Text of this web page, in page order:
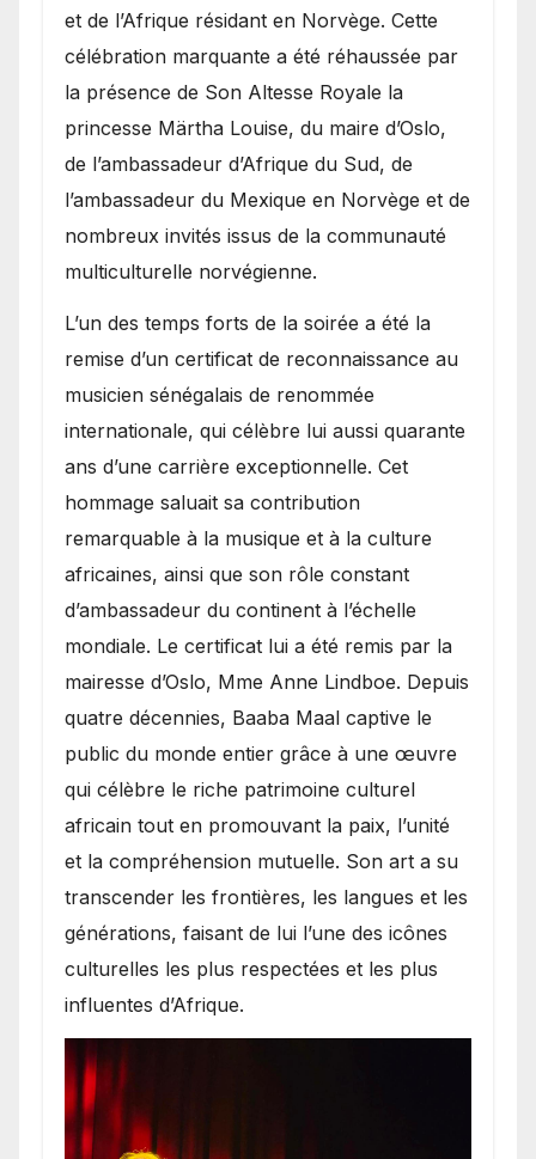
et de l’Afrique résidant en Norvège. Cette
célébration marquante a été réhaussée par
la présence de Son Altesse Royale la
princesse Märtha Louise, du maire d’Oslo,
de l’ambassadeur d’Afrique du Sud, de
l’ambassadeur du Mexique en Norvège et de
nombreux invités issus de la communauté
multiculturelle norvégienne.
​L’un des temps forts de la soirée a été la
remise d’un certificat de reconnaissance au
musicien sénégalais de renommée
internationale, qui célèbre lui aussi quarante
ans d’une carrière exceptionnelle. Cet
hommage saluait sa contribution
remarquable à la musique et à la culture
africaines, ainsi que son rôle constant
d’ambassadeur du continent à l’échelle
mondiale. Le certificat lui a été remis par la
mairesse d’Oslo, Mme Anne Lindboe. Depuis
quatre décennies, Baaba Maal captive le
public du monde entier grâce à une œuvre
qui célèbre le riche patrimoine culturel
africain tout en promouvant la paix, l’unité
et la compréhension mutuelle. Son art a su
transcender les frontières, les langues et les
générations, faisant de lui l’une des icônes
culturelles les plus respectées et les plus
influentes d’Afrique.